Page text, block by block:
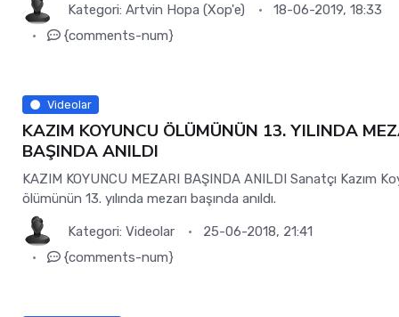
Kategori:Artvin Hopa (Xop'e)
18-06-2019, 18:33
{comments-num}
Videolar
KAZIM KOYUNCU ÖLÜMÜNÜN 13. YILINDA
BAŞINDA ANILDI
KAZIM KOYUNCU MEZARI BAŞINDA ANILDI Sanatçı Kazım
ölümünün 13. yılında mezarı başında anıldı.
Kategori:Videolar
25-06-2018, 21:41
{comments-num}